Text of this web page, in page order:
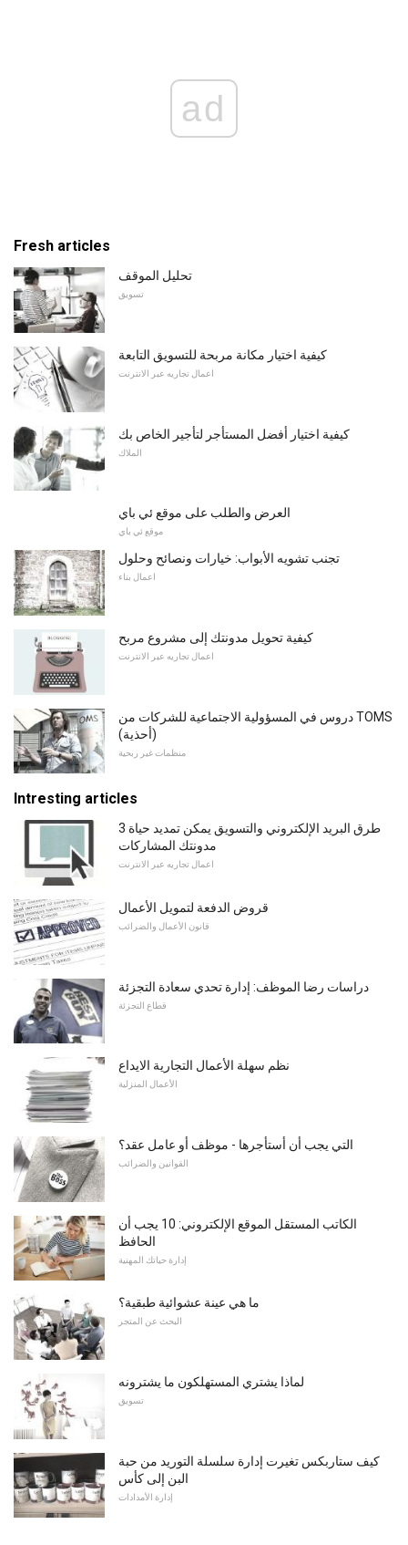
ad
Fresh articles
تحليل الموقف
تسويق
كيفية اختيار مكانة مربحة للتسويق التابعة
اعمال تجاريه عبر الانترنت
كيفية اختيار أفضل المستأجر لتأجير الخاص بك
الملاك
العرض والطلب على موقع ئي باي
موقع ئي باي
تجنب تشويه الأبواب: خيارات ونصائح وحلول
اعمال بناء
كيفية تحويل مدونتك إلى مشروع مربح
اعمال تجاريه عبر الانترنت
دروس في المسؤولية الاجتماعية للشركات من TOMS
(أحذية)
منظمات غير ربحية
Intresting articles
3 طرق البريد الإلكتروني والتسويق يمكن تمديد حياة
مدونتك المشاركات
اعمال تجاريه عبر الانترنت
قروض الدفعة لتمويل الأعمال
قانون الأعمال والضرائب
دراسات رضا الموظف: إدارة تحدي سعادة التجزئة
قطاع التجزئة
نظم سهلة الأعمال التجارية الايداع
الأعمال المنزلية
التي يجب أن أستأجرها - موظف أو عامل عقد؟
القوانين والضرائب
الكاتب المستقل الموقع الإلكتروني: 10 يجب أن
الحافظ
إدارة حياتك المهنية
ما هي عينة عشوائية طبقية؟
البحث عن المتجر
لماذا يشتري المستهلكون ما يشترونه
تسويق
كيف ستاربكس تغيرت إدارة سلسلة التوريد من حبة
البن إلى كأس
إدارة الأمدادات